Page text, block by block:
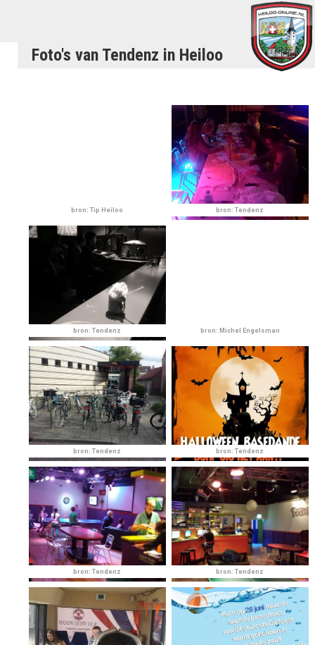
Foto's van Tendenz in Heiloo
bron: Tip Heiloo bron: Tendenz
bron: Tendenz bron: Michel Engelsman
bron: Tendenz bron: Tendenz
bron: Tendenz bron: Tendenz